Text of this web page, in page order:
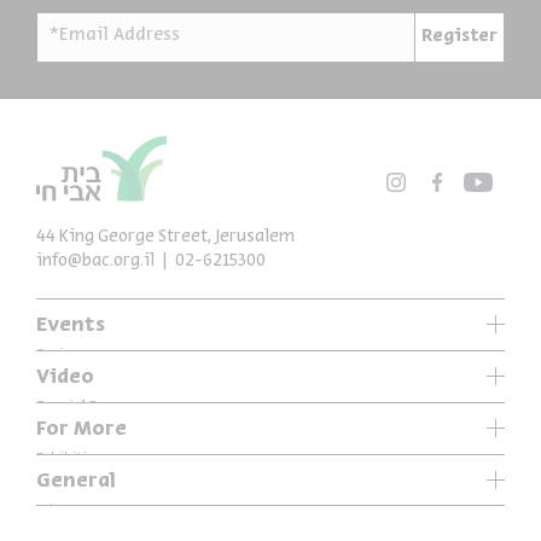
*Email Address Register
Events
Series
Past Programs
Video
Special Programs
Music
For More
Exhibitions
Articles
General
44 King George Street, Jerusalem
info@bac.org.il
02-6215300